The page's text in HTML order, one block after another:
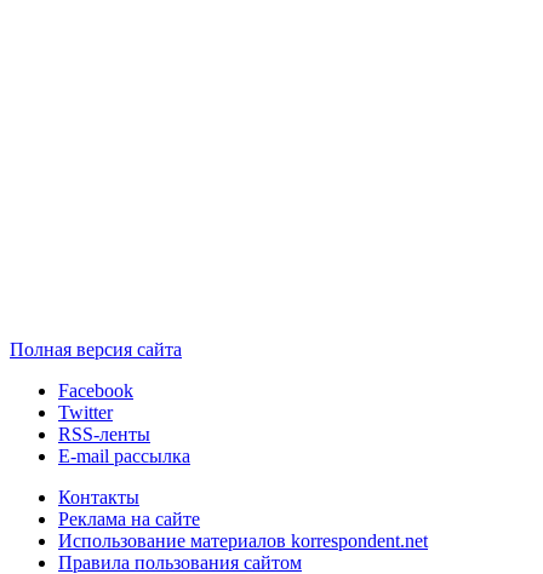
Полная версия сайта
Facebook
Twitter
RSS-ленты
E-mail рассылка
Контакты
Реклама на сайте
Использование материалов korrespondent.net
Правила пользования сайтом